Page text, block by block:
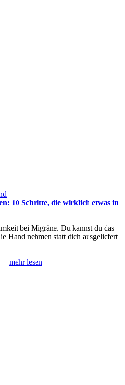
10 Schritte, die wirklich etwas in
bei Migräne. Du kannst du das
Hand nehmen statt dich ausgeliefert
mehr lesen